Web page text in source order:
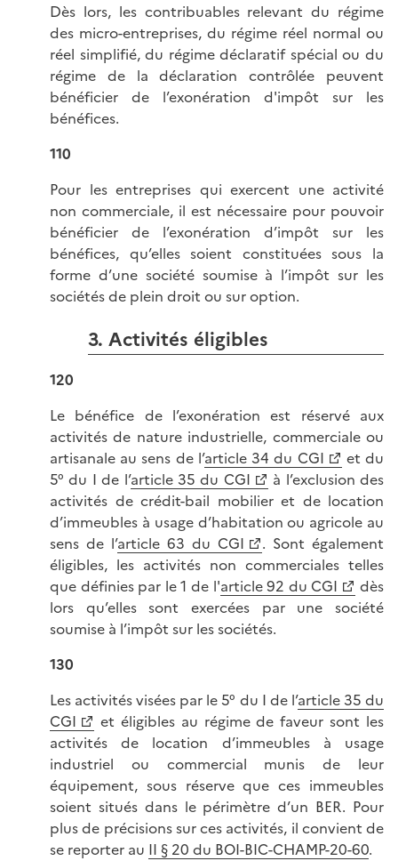
Dès lors, les contribuables relevant du régime
des micro-entreprises, du régime réel normal ou
réel simplifié, du régime déclaratif spécial ou du
régime de la déclaration contrôlée peuvent
bénéficier de l’exonération d'impôt sur les
bénéfices.
110
Pour les entreprises qui exercent une activité
non commerciale, il est nécessaire pour pouvoir
bénéficier de l’exonération d’impôt sur les
bénéfices, qu’elles soient constituées sous la
forme d’une société soumise à l’impôt sur les
sociétés de plein droit ou sur option.
3. Activités éligibles
120
Le bénéfice de l’exonération est réservé aux
activités de nature industrielle, commerciale ou
artisanale au sens de l’article 34 du CGI
et du
5° du I de l’article 35 du CGI
à l’exclusion des
activités de crédit-bail mobilier et de location
d’immeubles à usage d’habitation ou agricole au
sens de l’article 63 du CGI
. Sont également
éligibles, les activités non commerciales telles
que définies par le 1 de l'article 92 du CGI
dès
lors qu’elles sont exercées par une société
soumise à l’impôt sur les sociétés.
130
Les activités visées par le 5° du I de l’article 35 du
CGI
et éligibles au régime de faveur sont les
activités de location d’immeubles à usage
industriel ou commercial munis de leur
équipement, sous réserve que ces immeubles
soient situés dans le périmètre d’un BER. Pour
plus de précisions sur ces activités, il convient de
se reporter au II § 20 du BOI-BIC-CHAMP-20-60.